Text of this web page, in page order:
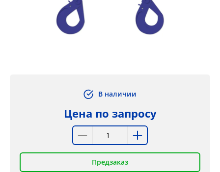
В наличии
Цена по запросу
Предзаказ